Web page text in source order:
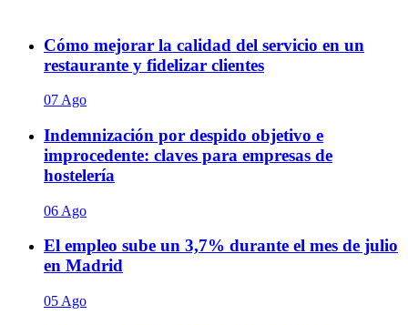
Cómo mejorar la calidad del servicio en un
restaurante y fidelizar clientes
07 Ago
Indemnización por despido objetivo e
improcedente: claves para empresas de
hostelería
06 Ago
El empleo sube un 3,7% durante el mes de julio
en Madrid
05 Ago